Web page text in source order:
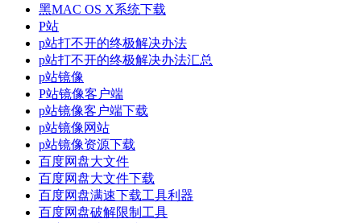
黑MAC OS X系统下载
P站
p站打不开的终极解决办法
p站打不开的终极解决办法汇总
p站镜像
P站镜像客户端
p站镜像客户端下载
p站镜像网站
p站镜像资源下载
百度网盘大文件
百度网盘大文件下载
百度网盘满速下载工具利器
百度网盘破解限制工具